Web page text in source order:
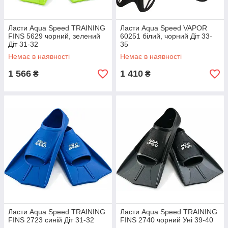
Ласти Aqua Speed ​​TRAINING
FINS 5629 чорний, зелений
Діт 31-32
Немає в наявності
1 566 ₴
Ласти Aqua Speed ​​VAPOR
60251 білий, чорний Діт 33-
35
Немає в наявності
1 410 ₴
Ласти Aqua Speed ​​TRAINING
FINS 2723 синій Діт 31-32
Ласти Aqua Speed ​​TRAINING
FINS 2740 чорний Уні 39-40